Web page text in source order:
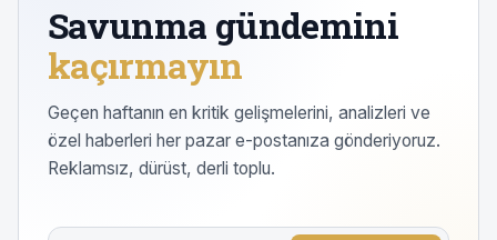
Savunma gündemini
kaçırmayın
Geçen haftanın en kritik gelişmelerini, analizleri ve
özel haberleri her pazar e-postanıza gönderiyoruz.
Reklamsız, dürüst, derli toplu.